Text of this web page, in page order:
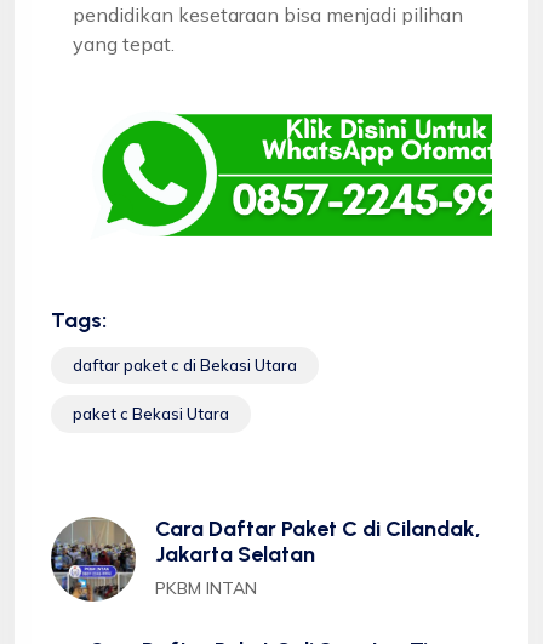
pendidikan kesetaraan bisa menjadi pilihan
yang tepat.
Tags:
daftar paket c di Bekasi Utara
paket c Bekasi Utara
Cara Daftar Paket C di Cilandak,
Jakarta Selatan
PKBM INTAN